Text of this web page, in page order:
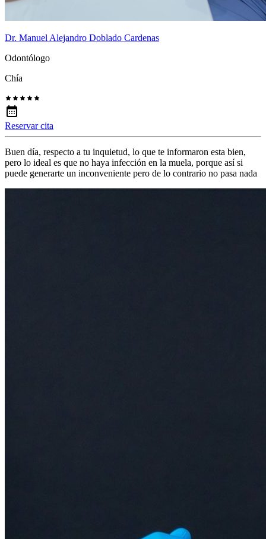
Dr. Manuel Alejandro Doblado Cardenas
Odontólogo
Chía
Reservar cita
Buen día, respecto a tu inquietud, lo que te informaron esta bien,
pero lo ideal es que no haya infección en la muela, porque así si
puede generarte un inconveniente pero de lo contrario no pasa nada